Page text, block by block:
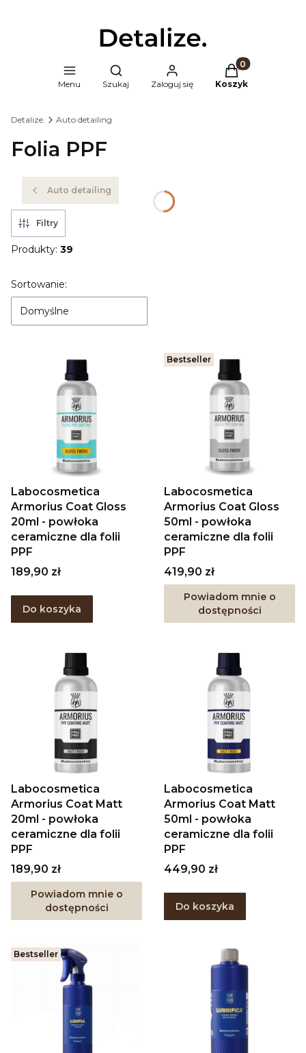
Menu
Otwórz wyszukiwarkę
Szukaj Zaloguj się
Produkty w
Koszyk
Detalize. Auto detailing
Folia PPF
Auto detailing
Filtry
Produkty: 39
Lista produktów
Sortowanie:
Domyślne
Labocosmetica
Armorius Coat Gloss
20ml - powłoka
ceramiczne dla folii
PPF
Cena
189,90 zł
Do koszyka
Bestseller
Labocosmetica
Armorius Coat Gloss
50ml - powłoka
ceramiczne dla folii
PPF
Cena
419,90 zł
Powiadom mnie o
dostępności
Labocosmetica
Armorius Coat Matt
20ml - powłoka
ceramiczne dla folii
PPF
Cena
189,90 zł
Powiadom mnie o
dostępności
Labocosmetica
Armorius Coat Matt
50ml - powłoka
ceramiczne dla folii
PPF
Cena
449,90 zł
Do koszyka
Bestseller